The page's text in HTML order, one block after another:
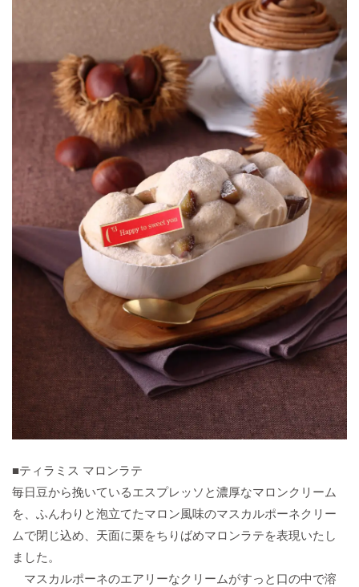
■ティラミス マロンラテ
毎日豆から挽いているエスプレッソと濃厚なマロンクリーム
を、ふんわりと泡立てたマロン風味のマスカルポーネクリー
ムで閉じ込め、天面に栗をちりばめマロンラテを表現いたし
ました。
マスカルポーネのエアリーなクリームがすっと口の中で溶